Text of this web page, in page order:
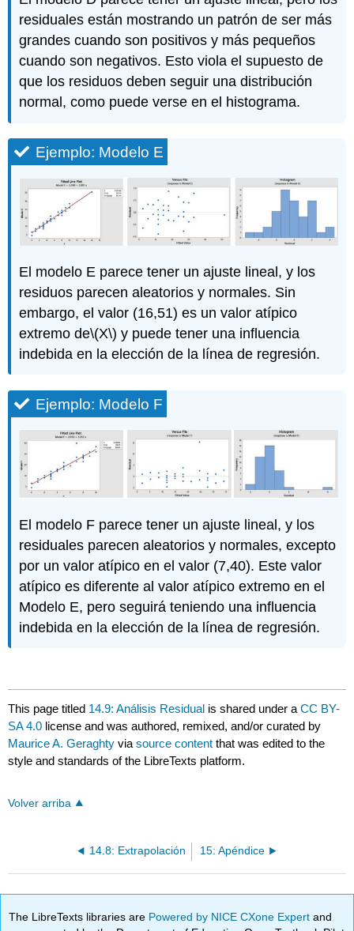
residuales están mostrando un patrón de ser más
grandes cuando son positivos y más pequeños
cuando son negativos. Esto viola el supuesto de
que los residuos deben seguir una distribución
normal, como puede verse en el histograma.
Ejemplo: Modelo E
El modelo E parece tener un ajuste lineal, y los
residuos parecen aleatorios y normales. Sin
embargo, el valor (16,51) es un valor atípico
extremo de\(X\) y puede tener una influencia
indebida en la elección de la línea de regresión.
Ejemplo: Modelo F
El modelo F parece tener un ajuste lineal, y los
residuales parecen aleatorios y normales, excepto
por un valor atípico en el valor (7,40). Este valor
atípico es diferente al valor atípico extremo en el
Modelo E, pero seguirá teniendo una influencia
indebida en la elección de la línea de regresión.
This page titled 14.9: Análisis Residual is shared under aCC BY-
SA 4.0 license and was authored, remixed, and/or curated by
Maurice A. Geraghty viasource content that was edited to the
style and standards of the LibreTexts platform.
Volver arriba
14.8: Extrapolación 15: Apéndice
The LibreTexts libraries are Powered by NICE CXone Expertand